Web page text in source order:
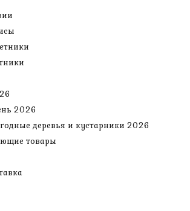
2026
деревья и кустарники 2026
товары